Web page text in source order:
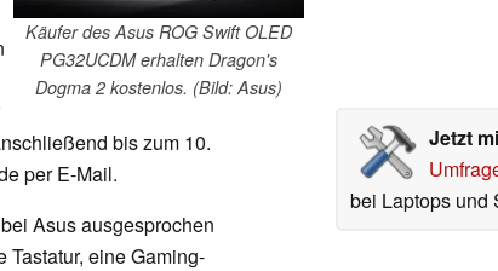
Käufer des Asus ROG Swift OLED
PG32UCDM erhalten Dragon's
Dogma 2 kostenlos. (Bild: Asus)
Jetzt
bei Laptops und
bis zum 10.
per E-Mail.
Asus ausgesprochen
eine Gaming-